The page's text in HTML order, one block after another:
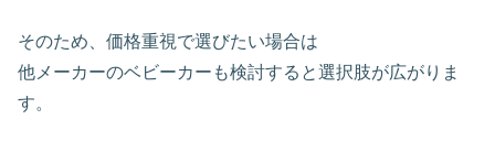
そのため、価格重視で選びたい場合は
他メーカーのベビーカーも検討すると選択肢が広がりま
す。